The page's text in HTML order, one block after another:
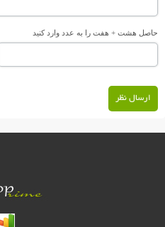
حاصل هشت + هفت را به عدد وارد کنید
ارسال نظر